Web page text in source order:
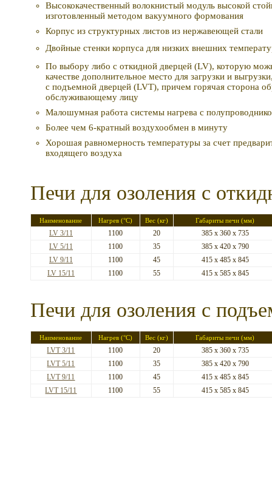
Высококачественный волокнистый модуль высокой
изготовленный методом вакуумного формования
Корпус из структурных листов из нержавеющей стали
Двойные стенки корпуса для низких внешних
По выбору либо с откидной дверцей (LV), которую
качестве дополнительное место для загрузки и
с подъемной дверцей (LVT), причем горячая сторона
обслуживающему лицу
Малошумная работа системы нагрева с
Более чем 6-кратный воздухообмен в минуту
Хорошая равномерность температуры за счет
входящего воздуха
Печи для озоления с
Наименование Нагрев (°C) Вес (кг) Габариты печи (мм)
LV 3/11 1100 20
385 x 360 x 735
LV 5/11
1100 35
385 x 420 x 790
LV 9/11
1100 45
415 x 485 x 845
LV 15/11
1100 55 415 x 585 x 845
Печи для озоления с
Наименование Нагрев (°C) Вес (кг) Габариты печи (мм)
LVT 3/11 1100 20
385 x 360 x 735
LVT 5/11
1100 35
385 x 420 x 790
LVT 9/11
1100 45
415 x 485 x 845
LVT 15/11
1100 55 415 x 585 x 845